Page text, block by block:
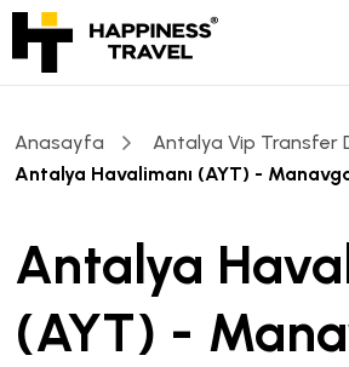
Anasayfa
Antalya Vip Transfer
Antalya Havalimanı (AYT) -
Antalya
(AYT) -